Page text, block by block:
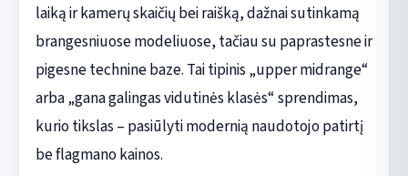
laiką ir kamerų skaičių bei raišką, dažnai sutinkamą
brangesniuose modeliuose, tačiau su paprastesne ir
pigesne technine baze. Tai tipinis „upper midrange“
arba „gana galingas vidutinės klasės“ sprendimas,
kurio tikslas – pasiūlyti modernią naudotojo patirtį
be flagmano kainos.